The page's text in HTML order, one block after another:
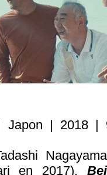
Japon | 2018 |
en 2017),